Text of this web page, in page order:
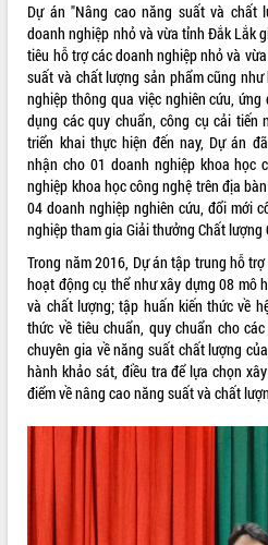
VIDEO
Bí thư Tỉnh ủy Lương Nguyễn Minh
Triết thăm, tặng quà người có công với
cách mạng
văn hóa, thể thao đáp ứng yêu cầu
phát triển mới
Thường trực HĐND tỉnh Đắk Lắk gặp
Dự án "Nâng cao năng suất và chất
doanh nghiệp nhỏ và vừa tỉnh Đắk Lắk
tiêu hỗ trợ các doanh nghiệp nhỏ và
suất và chất lượng sản phẩm cũng
nghiệp thông qua việc nghiên cứu,
dụng các quy chuẩn, công cụ cải tiến
triển khai thực hiện đến nay, Dự án
nhận cho 01 doanh nghiệp khoa học
nghiệp khoa học công nghệ trên địa
04 doanh nghiệp nghiên cứu, đổi mới
nghiệp tham gia Giải thưởng Chất lượng
Trong năm 2016, Dự án tập trung hỗ
hoạt động cụ thể như xây dựng 08 mô
và chất lượng; tập huấn kiến thức về
thức về tiêu chuẩn, quy chuẩn cho
chuyên gia về năng suất chất lượng
hành khảo sát, điều tra để lựa chọn
điểm về nâng cao năng suất và chất